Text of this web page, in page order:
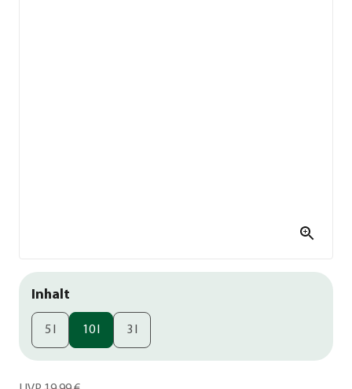
Inhalt
5 l 10 l 3 l